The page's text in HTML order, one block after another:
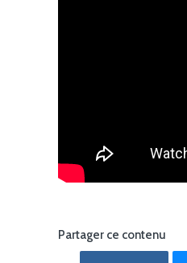
Partager ce contenu